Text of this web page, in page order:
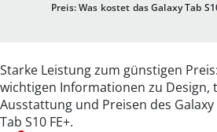
Preis: Was kostet das Galaxy Tab
Starke Leistung zum günstigen
wichtigen Informationen zu Design,
Ausstattung und Preisen des Galaxy
Tab S10 FE+.